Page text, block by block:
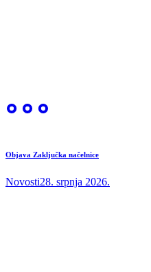
Objava Zaključka načelnice
Novosti28. srpnja 2026.